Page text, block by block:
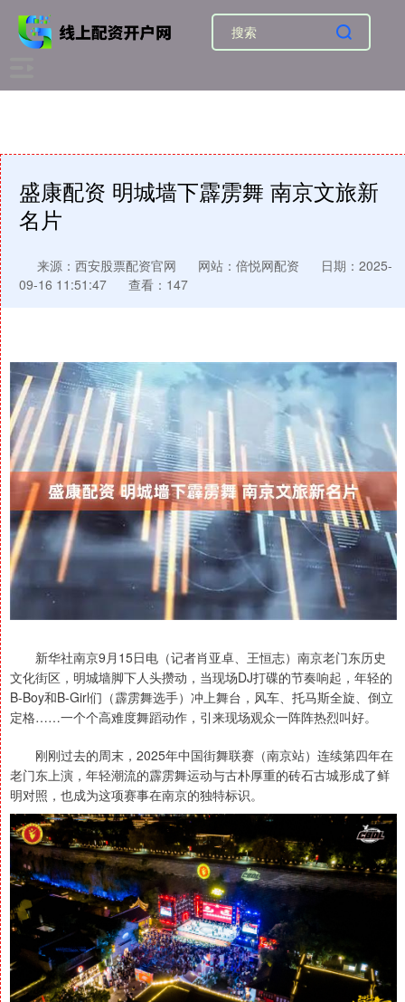
盛康配资 明城墙下霹雳舞 南京文旅新
名片
来源：西安股票配资官网 网站：倍悦网配资
日期：2025-
09-16 11:51:47
查看：147
新华社南京9月15日电（记者肖亚卓、王恒志）南京老门东历史
文化街区，明城墙脚下人头攒动，当现场DJ打碟的节奏响起，年轻的
B-Boy和B-Girl们（霹雳舞选手）冲上舞台，风车、托马斯全旋、倒立
定格……一个个高难度舞蹈动作，引来现场观众一阵阵热烈叫好。
刚刚过去的周末，2025年中国街舞联赛（南京站）连续第四年在
老门东上演，年轻潮流的霹雳舞运动与古朴厚重的砖石古城形成了鲜
明对照，也成为这项赛事在南京的独特标识。